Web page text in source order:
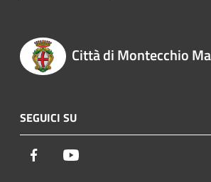
Città di Montecchio
SEGUICI SU
Facebook